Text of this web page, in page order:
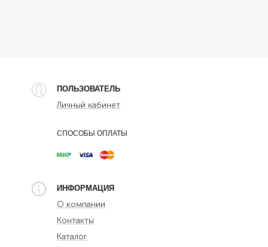
ПОЛЬЗОВАТЕЛЬ
Личный кабинет
СПОСОБЫ ОПЛАТЫ
ИНФОРМАЦИЯ
О компании
Контакты
Каталог